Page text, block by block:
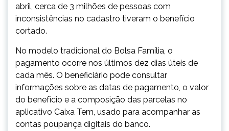
abril, cerca de 3 milhões de pessoas com
inconsistências no cadastro tiveram o benefício
cortado.
No modelo tradicional do Bolsa Família, o
pagamento ocorre nos últimos dez dias úteis de
cada mês. O beneficiário pode consultar
informações sobre as datas de pagamento, o valor
do benefício e a composição das parcelas no
aplicativo Caixa Tem, usado para acompanhar as
contas poupança digitais do banco.